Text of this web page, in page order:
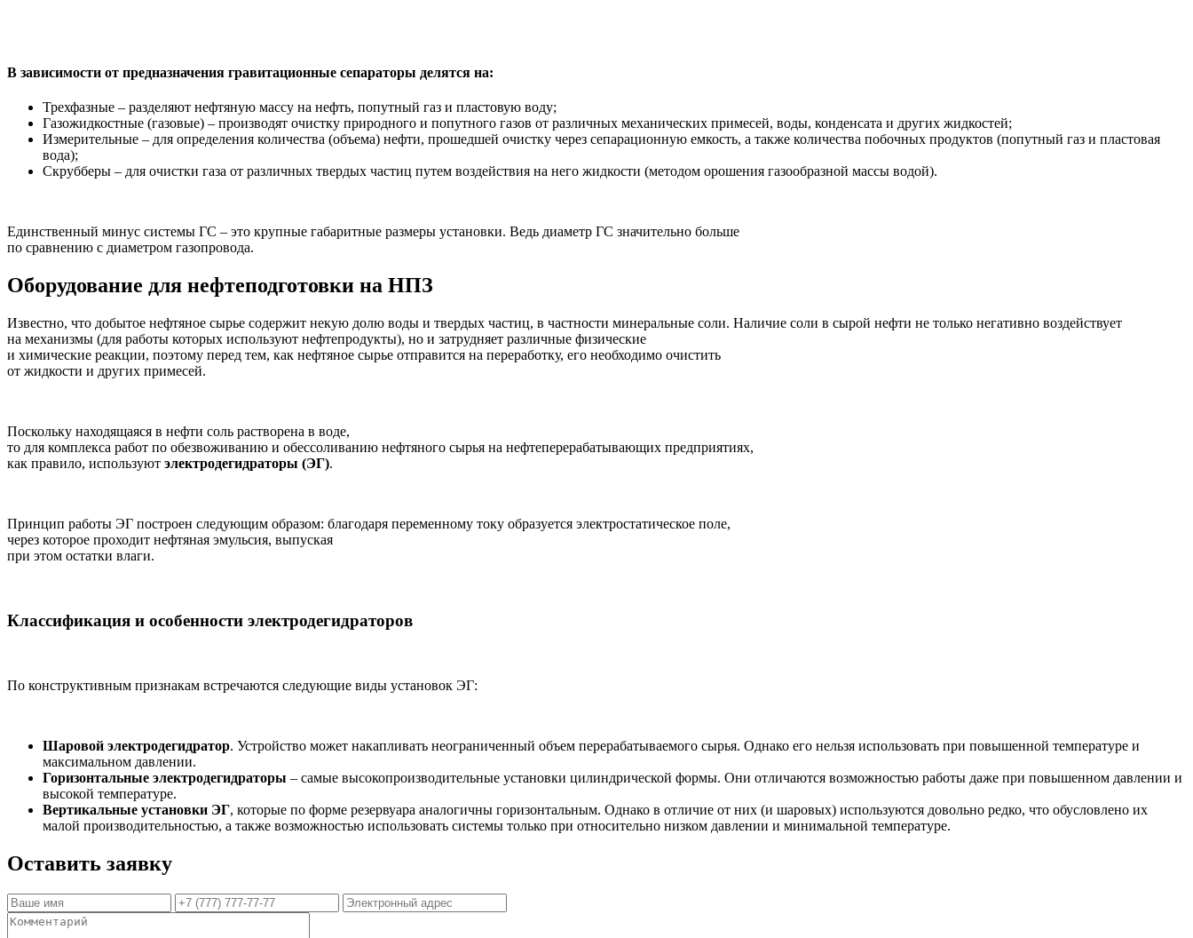
В зависимости от предназначения гравитационные сепараторы делятся на:
Трехфазные – разделяют нефтяную массу на нефть, попутный газ и пластовую воду;
Газожидкостные (газовые) – производят очистку природного и попутного газов от различных механических примесей, воды, конденсата и других жидкостей;
Измерительные – для определения количества (объема) нефти, прошедшей очистку через сепарационную емкость, а также количества побочных продуктов (попутный газ и пластовая
вода);
Скрубберы – для очистки газа от различных твердых частиц путем воздействия на него жидкости (методом орошения газообразной массы водой).
Единственный минус системы ГС – это крупные габаритные размеры установки. Ведь диаметр ГС значительно больше
по сравнению с диаметром газопровода.
Оборудование для нефтеподготовки на НПЗ
Известно, что добытое нефтяное сырье содержит некую долю воды и твердых частиц, в частности минеральные соли. Наличие соли в сырой нефти не только негативно воздействует
на механизмы (для работы которых используют нефтепродукты), но и затрудняет различные физические
и химические реакции, поэтому перед тем, как нефтяное сырье отправится на переработку, его необходимо очистить
от жидкости и других примесей.
Поскольку находящаяся в нефти соль растворена в воде,
то для комплекса работ по обезвоживанию и обессоливанию нефтяного сырья на нефтеперерабатывающих предприятиях,
как правило, используют электродегидраторы (ЭГ).
Принцип работы ЭГ построен следующим образом: благодаря переменному току образуется электростатическое поле,
через которое проходит нефтяная эмульсия, выпуская
при этом остатки влаги.
Классификация и особенности электродегидраторов
По конструктивным признакам встречаются следующие виды установок ЭГ:
Шаровой электродегидратор. Устройство может накапливать неограниченный объем перерабатываемого сырья. Однако его нельзя использовать при повышенной температуре и
максимальном давлении.
Горизонтальные электродегидраторы – самые высокопроизводительные установки цилиндрической формы. Они отличаются возможностью работы даже при повышенном давлении и
высокой температуре.
Вертикальные установки ЭГ, которые по форме резервуара аналогичны горизонтальным. Однако в отличие от них (и шаровых) используются довольно редко, что обусловлено их
малой производительностью, а также возможностью использовать системы только при относительно низком давлении и минимальной температуре.
Оставить заявку